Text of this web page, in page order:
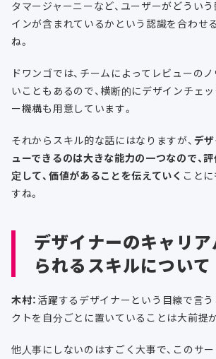
タマージャーニーなど、ユーザーがどうい
インが含まれているかという認識を合わせ
ね。
ドワンゴでは、チームによってレビューの
いこともあるので、横断的にデザインチェ
ー機構も用意しています。
それからスキル的な話にはなりますが、 デ
ューできるのは大きな能力の一つなので、
定して、価値があることを伝えていく こと
すね。
デザイナーのキャリ
られるスキルについて
木村： 活躍するデザイナーという目線で言う
クトを自分ごとに置いていることは大前提
他人事にしないのはすごく大事で、このサ